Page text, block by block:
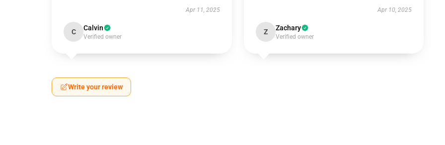
Apr 11, 2025
C Calvin
Verified owner
Apr 10, 2025
Z Zachary
Verified owner
Write your review